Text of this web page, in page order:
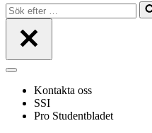
Sök
efter
Navigeringsmeny
Kontakta oss
SSI
Pro Studentbladet